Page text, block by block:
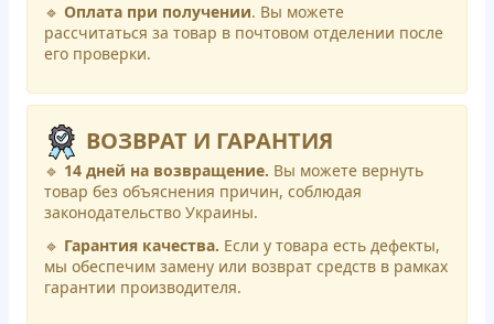
🔹 Оплата при получении. Вы можете
рассчитаться за товар в почтовом отделении после
его проверки.
ВОЗВРАТ И ГАРАНТИЯ
🔹 14 дней на возвращение. Вы можете вернуть
товар без объяснения причин, соблюдая
законодательство Украины.
🔹 Гарантия качества. Если у товара есть дефекты,
мы обеспечим замену или возврат средств в рамках
гарантии производителя.